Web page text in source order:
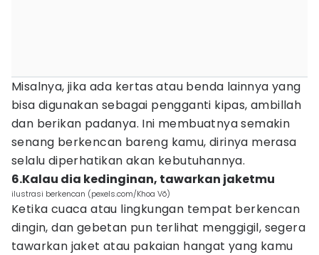
Misalnya, jika ada kertas atau benda lainnya yang
bisa digunakan sebagai pengganti kipas, ambillah
dan berikan padanya. Ini membuatnya semakin
senang berkencan bareng kamu, dirinya merasa
selalu diperhatikan akan kebutuhannya.
6.Kalau dia kedinginan, tawarkan jaketmu
ilustrasi berkencan (pexels.com/Khoa Võ)
Ketika cuaca atau lingkungan tempat berkencan
dingin, dan gebetan pun terlihat menggigil, segera
tawarkan jaket atau pakaian hangat yang kamu